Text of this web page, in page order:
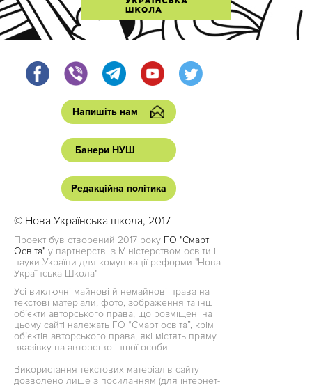
Напишіть нам
Банери НУШ
Редакційна політика
© Нова Українська школа, 2017
Проект був створений 2017 року ГО "Смарт
Освіта" у партнерстві з Міністерством освіти і
науки України для комунікації реформи "Нова
Українська Школа"
Усі виключні майнові й немайнові права на
текстові матеріали, фото, зображення та інші
об’єкти авторського права, що розміщені на
цьому сайті належать ГО “Смарт освіта”, крім
об’єктів авторського права, які містять пряму
вказівку на авторство іншої особи.
Використання текстових матеріалів сайту
дозволено лише з посиланням (для інтернет-